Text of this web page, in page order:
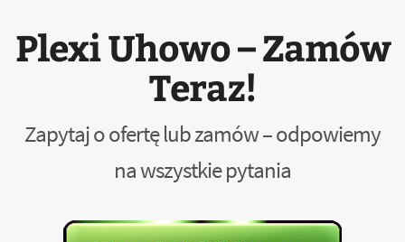
Plexi Uhowo – Zamów
Teraz!
Zapytaj o ofertę lub zamów – odpowiemy
na wszystkie pytania